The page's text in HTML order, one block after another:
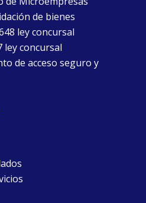
de bienes
ley concursal
ley concursal
de acceso seguro y